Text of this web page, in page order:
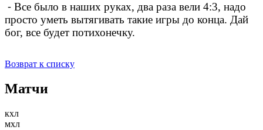
⁃ Все было в наших руках, два раза вели 4:3, надо
просто уметь вытягивать такие игры до конца. Дай
бог, все будет потихонечку.
Возврат к списку
Матчи
кхл
мхл